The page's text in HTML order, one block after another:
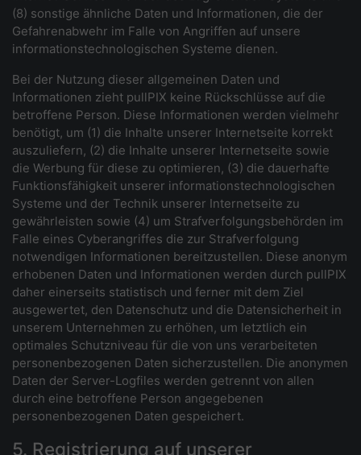
(8) sonstige ähnliche Daten und Informationen, die der
Gefahrenabwehr im Falle von Angriffen auf unsere
informationstechnologischen Systeme dienen.
Bei der Nutzung dieser allgemeinen Daten und
Informationen zieht pullPIX keine Rückschlüsse auf die
betroffene Person. Diese Informationen werden vielmehr
benötigt, um (1) die Inhalte unserer Internetseite korrekt
auszuliefern, (2) die Inhalte unserer Internetseite sowie
die Werbung für diese zu optimieren, (3) die dauerhafte
Funktionsfähigkeit unserer informationstechnologischen
Systeme und der Technik unserer Internetseite zu
gewährleisten sowie (4) um Strafverfolgungsbehörden im
Falle eines Cyberangriffes die zur Strafverfolgung
notwendigen Informationen bereitzustellen. Diese anonym
erhobenen Daten und Informationen werden durch pullPIX
daher einerseits statistisch und ferner mit dem Ziel
ausgewertet, den Datenschutz und die Datensicherheit in
unserem Unternehmen zu erhöhen, um letztlich ein
optimales Schutzniveau für die von uns verarbeiteten
personenbezogenen Daten sicherzustellen. Die anonymen
Daten der Server-Logfiles werden getrennt von allen
durch eine betroffene Person angegebenen
personenbezogenen Daten gespeichert.
5. Registrierung auf unserer